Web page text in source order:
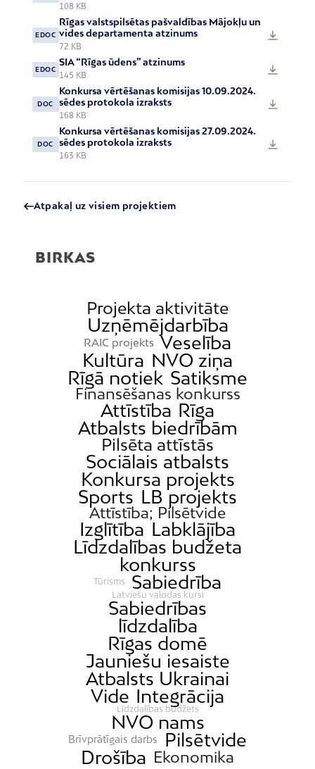
108 KB
EDOC
Rīgas valstspilsētas pašvaldības Mājokļu un
vides departamenta atzinums
72 KB
EDOC
SIA “Rīgas ūdens” atzinums
145 KB
DOC
Konkursa vērtēšanas komisijas 10.09.2024.
sēdes protokola izraksts
168 KB
DOC
Konkursa vērtēšanas komisijas 27.09.2024.
sēdes protokola izraksts
163 KB
Atpakaļ uz visiem projektiem
BIRKAS
Projekta aktivitāte
Uzņēmējdarbība
RAIC projekts Veselība
Kultūra NVO ziņa
Rīgā notiek Satiksme
Finansēšanas konkurss
Attīstība Rīga
Atbalsts biedrībām
Pilsēta attīstās
Sociālais atbalsts
Konkursa projekts
Sports LB projekts
Attīstība; Pilsētvide
Izglītība Labklājība
Līdzdalības budžeta
konkurss
Tūrisms Sabiedrība
Latviešu valodas kursi
Sabiedrības
līdzdalība
Rīgas domē
Jauniešu iesaiste
Atbalsts Ukrainai
Vide Integrācija
Līdzdalības budžets
NVO nams
Brīvprātīgais darbs
Pilsētvide
Drošība Ekonomika